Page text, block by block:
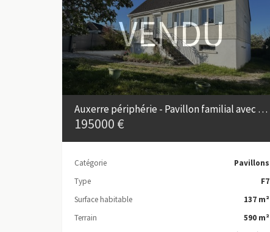
VENDU
Auxerre périphérie - Pavillon familial avec sous-sol et studio
195000 €
Catégorie
Pavillons
Type
F7
Surface habitable
137 m²
Terrain
590 m²